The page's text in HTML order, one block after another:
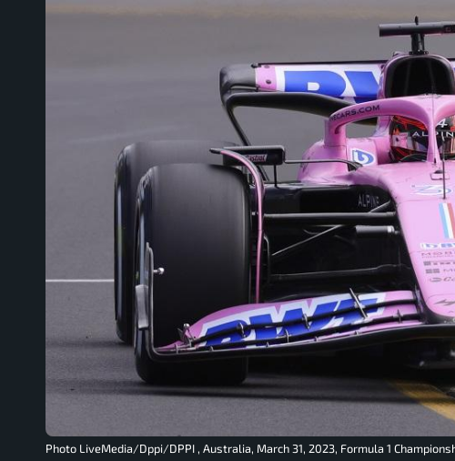
Photo LiveMedia/Dppi/DPPI , Australia, March 31, 2023, Formula 1